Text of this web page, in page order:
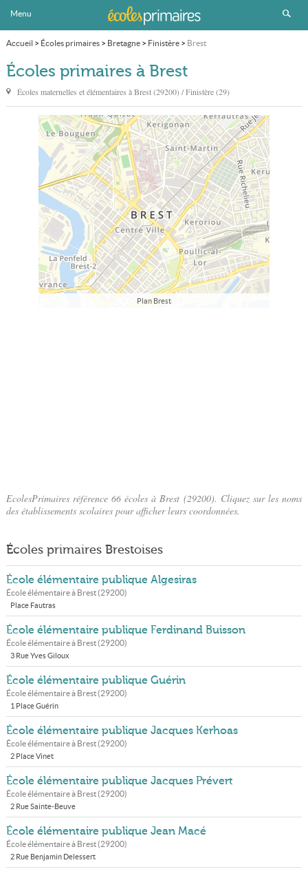
Menu
Accueil > Écoles primaires> Bretagne> Finistère> Brest
Écoles primaires à Brest
Écoles maternelles et élémentaires àBrest(29200) / Finistère (29)
Plan Brest
EcolesPrimaires référence 66 écoles à Brest (29200). Cliquez sur les noms
des établissements scolaires pour afficher leurs coordonnées.
Écoles primaires Brestoises
École élémentaire publique Algesiras
École élémentaire à Brest(29200)
Place Fautras
École élémentaire publique Ferdinand Buisson
École élémentaire à Brest(29200)
3 Rue Yves Giloux
École élémentaire publique Guérin
École élémentaire à Brest(29200)
1 Place Guérin
École élémentaire publique Jacques Kerhoas
École élémentaire à Brest(29200)
2 Place Vinet
École élémentaire publique Jacques Prévert
École élémentaire à Brest(29200)
2 Rue Sainte-Beuve
École élémentaire publique Jean Macé
École élémentaire à Brest(29200)
2 Rue Benjamin Delessert